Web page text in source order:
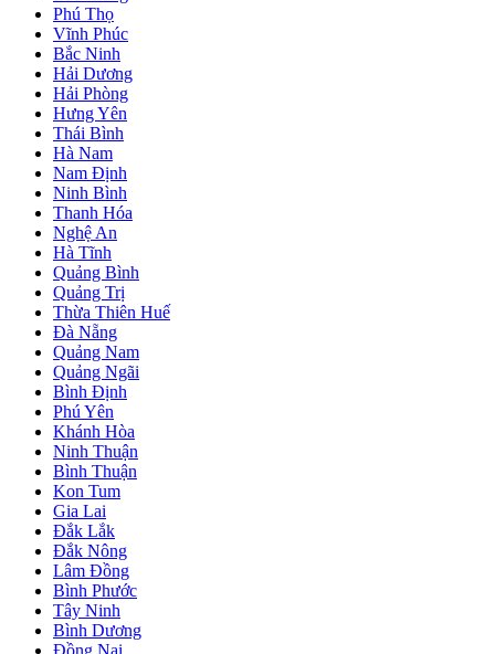
Phú Thọ
Vĩnh Phúc
Bắc Ninh
Hải Dương
Hải Phòng
Hưng Yên
Thái Bình
Hà Nam
Nam Định
Ninh Bình
Thanh Hóa
Nghệ An
Hà Tĩnh
Quảng Bình
Quảng Trị
Thừa Thiên Huế
Đà Nẵng
Quảng Nam
Quảng Ngãi
Bình Định
Phú Yên
Khánh Hòa
Ninh Thuận
Bình Thuận
Kon Tum
Gia Lai
Đắk Lắk
Đắk Nông
Lâm Đồng
Bình Phước
Tây Ninh
Bình Dương
Đồng Nai